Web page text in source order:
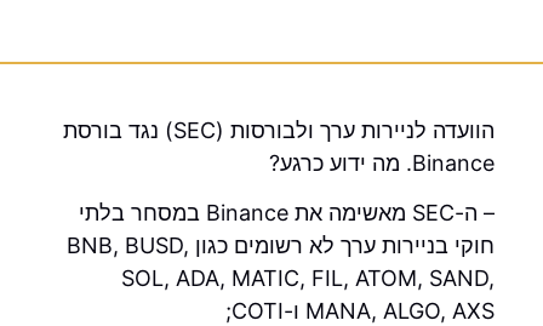
הוועדה לניירות ערך ולבורסות (SEC) נגד בורסת
Binance. מה ידוע כרגע?
– ה-SEC מאשימה את Binance במסחר בלתי
חוקי בניירות ערך לא רשומים כגון BNB, BUSD,
SOL, ADA, MATIC, FIL, ATOM, SAND,
MANA, ALGO, AXS ו-COTI;